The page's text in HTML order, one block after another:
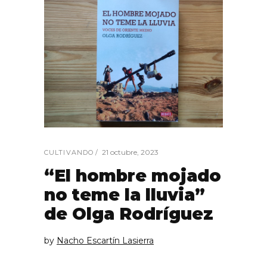
CULTIVANDO 21 octubre, 2023
“El hombre mojado
no teme la lluvia”
de Olga Rodríguez
by Nacho Escartín Lasierra